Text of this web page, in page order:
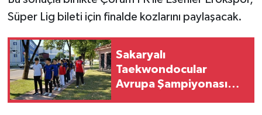
Süper Lig bileti için finalde kozlarını paylaşacak.
Sakaryalı
Taekwondocular
Avrupa Şampiyonası